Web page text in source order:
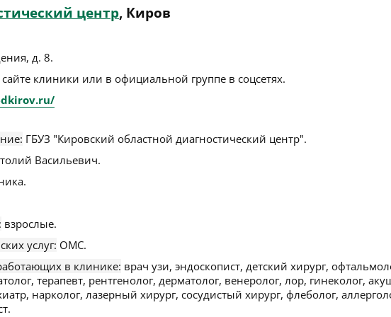
центр, Киров
д. 8.
клиники или в официальной группе в соцсетях.
ГБУЗ "Кировский областной диагностический центр".
Васильевич.
взрослые.
услуг: ОМС.
в клинике: врач узи, эндоскопист, детский хирург,
терапевт, рентгенолог, дерматолог, венеролог, лор, гинеколог,
нарколог, лазерный хирург, сосудистый хирург, флеболог,